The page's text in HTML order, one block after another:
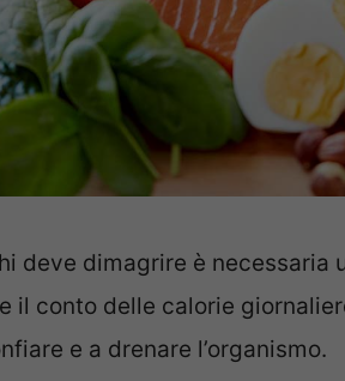
deve dimagrire è necessaria
il conto delle calorie
e a drenare l’organismo.